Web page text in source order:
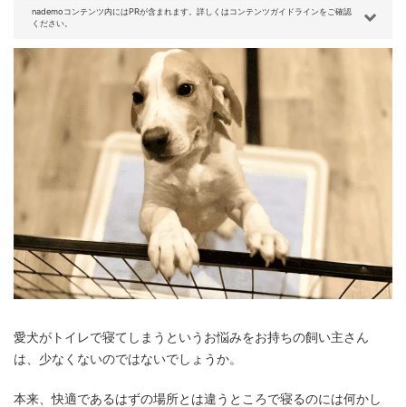
nademoコンテンツ内にはPRが含まれます。詳しくはコンテンツガイドラインをご確認
ください。
愛犬がトイレで寝てしまうというお悩みをお持ちの飼い主さん
は、少なくないのではないでしょうか。
本来、快適であるはずの場所とは違うところで寝るのには何かし